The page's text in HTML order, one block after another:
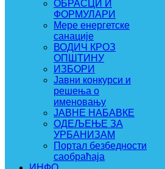
ОБРАСЦИ И
ФОРМУЛАРИ
Мере енергетске
санације
ВОДИЧ КРОЗ
ОПШТИНУ
ИЗБОРИ
Јавни конкурси и
решења о
именовању
ЈАВНЕ НАБАВКЕ
ОДЕЉЕЊЕ ЗА
УРБАНИЗАМ
Портал безбедности
саобраћаја